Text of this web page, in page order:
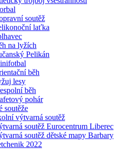
soutěž
laťka
na lyžích
Pelikán
běh
lesy
běh
pohár
soutěže
výtvarná soutěž
soutěž Eurocentrum Liberec
soutěž dětské mapy Barbary
2022